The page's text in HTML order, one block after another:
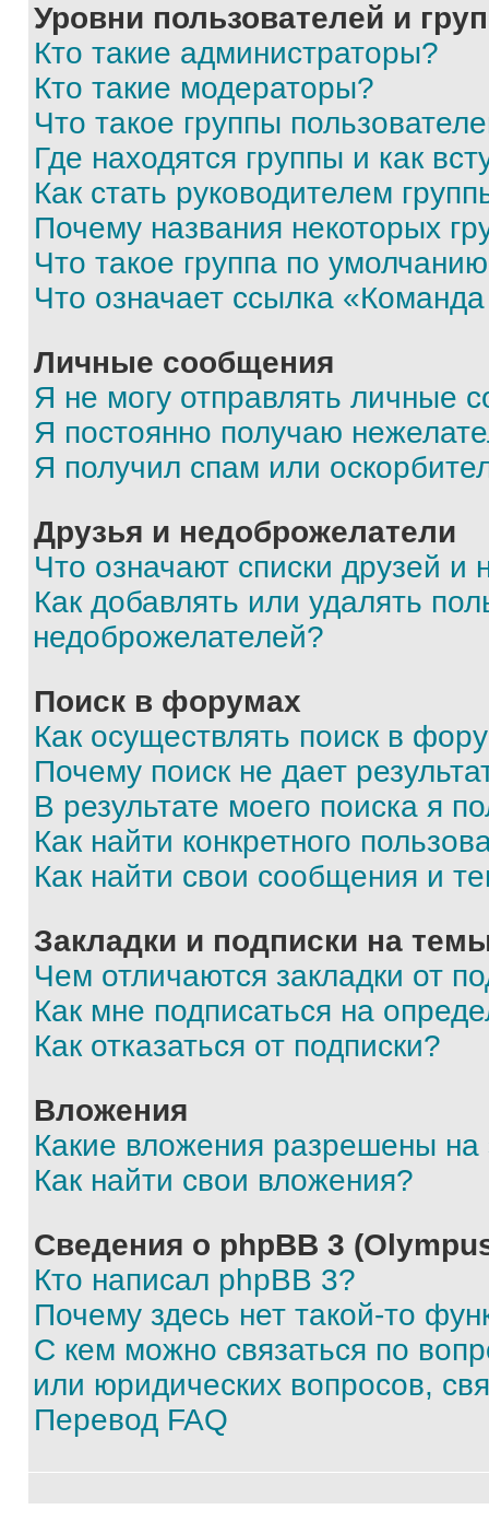
Уровни пользователей и
Кто такие администраторы?
Кто такие модераторы?
Что такое группы
Где находятся группы и как
Как стать руководителем
Почему названия некоторых
Что такое группа по
Что означает ссылка
Личные сообщения
Я не могу отправлять личные
Я постоянно получаю
Я получил спам или
Друзья и недоброжелатели
Что означают списки друзей и
Как добавлять или удалять
недоброжелателей?
Поиск в форумах
Как осуществлять поиск в
Почему поиск не дает
В результате моего поиска я
Как найти конкретного
Как найти свои сообщения и
Закладки и подписки на
Чем отличаются закладки от
Как мне подписаться на
Как отказаться от подписки?
Вложения
Какие вложения разрешены
Как найти свои вложения?
Сведения о phpBB 3
Кто написал phpBB 3?
Почему здесь нет такой-то
С кем можно связаться по
или юридических вопросов,
Перевод FAQ